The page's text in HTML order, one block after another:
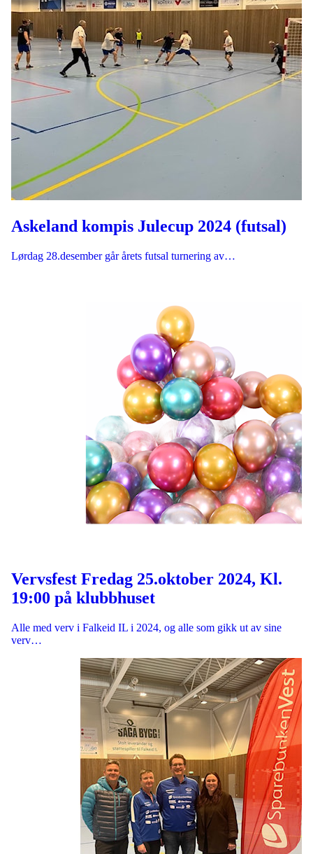
Askeland kompis Julecup 2024 (futsal)
Lørdag 28.desember går årets futsal turnering av…
Vervsfest Fredag 25.oktober 2024, Kl.
19:00 på klubbhuset
Alle med verv i Falkeid IL i 2024, og alle som gikk ut av sine
verv…